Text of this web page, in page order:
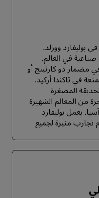
بوليفارد وورلد.
صناعية في العالم.
مضمار دو كارتينج أو
في تاكندا أركيد.
المصغرة
من المعالم الشهيرة
يعمل بوليفارد
تجارب مثيرة لجميع